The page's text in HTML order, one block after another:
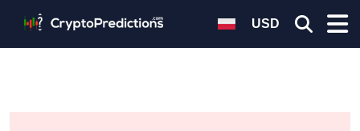
USD